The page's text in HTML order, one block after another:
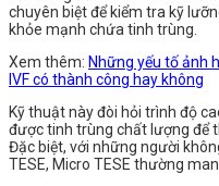
chuyên biệt để kiểm tra kỹ
khỏe mạnh chứa tinh trùng.
Xem thêm: Những yếu tố ảnh
IVF có thành công hay không
Kỹ thuật này đòi hỏi trình độ
được tinh trùng chất lượng để
Đặc biệt, với những người
TESE, Micro TESE thường